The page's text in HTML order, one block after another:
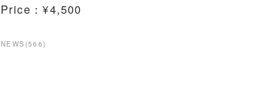
Price：¥4,500
NEWS (566)